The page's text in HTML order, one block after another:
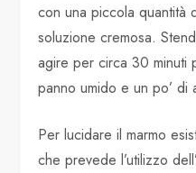
con una piccola quantità
soluzione cremosa.
agire per circa 30 minuti
panno umido e un po’ di
Per lucidare il marmo
che prevede l’utilizzo